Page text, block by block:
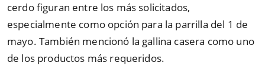
cerdo figuran entre los más solicitados,
especialmente como opción para la parrilla del 1 de
mayo. También mencionó la gallina casera como uno
de los productos más requeridos.